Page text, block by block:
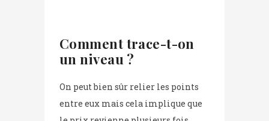
Comment trace-t-on
un niveau ?
On peut bien sûr relier les points
entre eux mais cela implique que